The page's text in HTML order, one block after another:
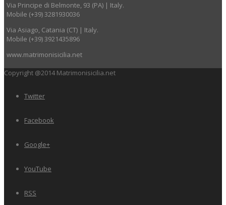
Via Principe di Belmonte, 93 (PA) | Italy.
Mobile (+39) 3281930036
Via Asiago, Catania (CT) | Italy.
Mobile (+39) 3921435896
www.matrimonisicilia.net
Copyright @2014 Matrimonisicilia.net
Twitter
Facebook
Google+
YouTube
RSS